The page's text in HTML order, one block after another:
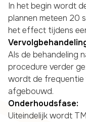
In het begin wordt
plannen meteen 20
het effect tijdens
Als de behandeling
procedure verder
wordt de frequentie
afgebouwd.
Onderhoudsfase:
Uiteindelijk wordt